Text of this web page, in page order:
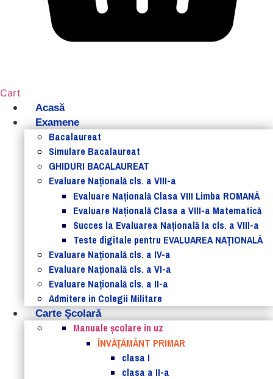
Cart
Acasă
Examene
Bacalaureat
Simulare Bacalaureat
GHIDURI BACALAUREAT
Evaluare Naţională cls. a VIII-a
Evaluare Naţională Clasa VIII Limba ROMANĂ
Evaluare Naţională Clasa a VIII-a Matematică
Succes la Evaluarea Națională la cls. a VIII-a
Teste digitale pentru EVALUAREA NAȚIONALĂ
Evaluare Naţională cls. a IV-a
Evaluare Naţională cls. a VI-a
Evaluare Naţională cls. a II-a
Admitere in Colegii Militare
Carte Şcolară
Manuale şcolare în uz
ÎNVĂȚĂMÂNT PRIMAR
clasa I
clasa a II-a